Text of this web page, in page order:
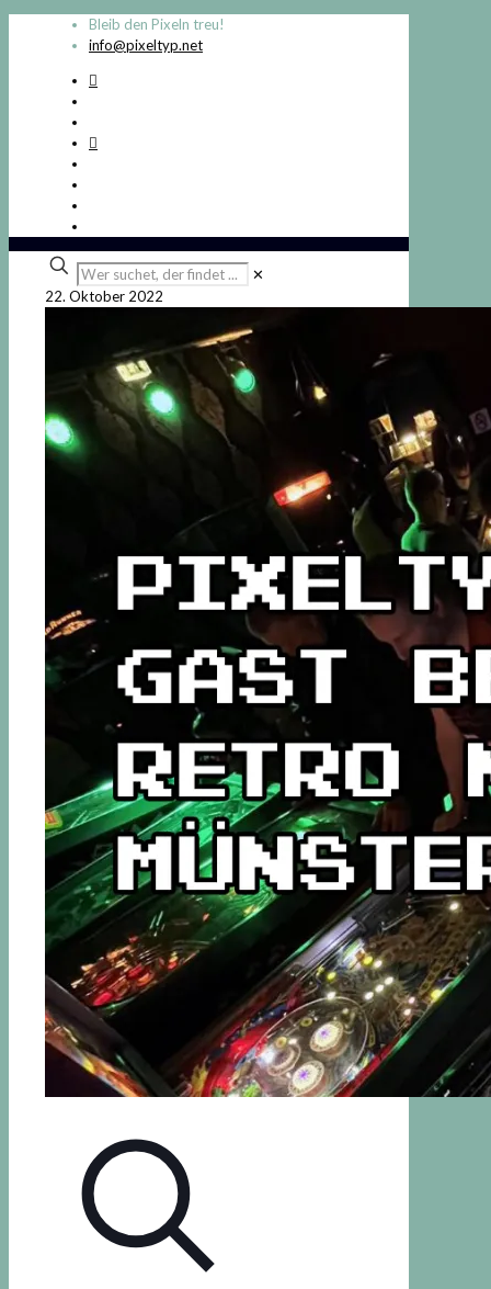
Bleib den Pixeln treu!
info@pixeltyp.net
Wer
suchet,
der
✕
22. Oktober 2022